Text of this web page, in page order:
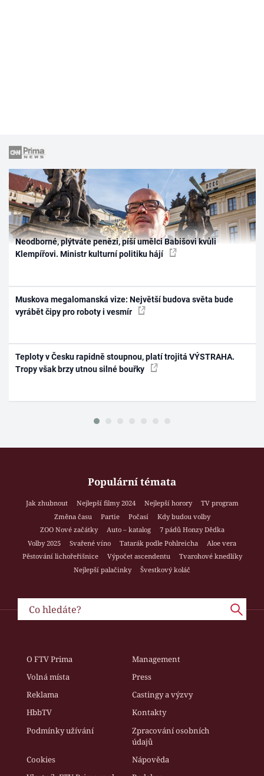
Neodborné, plýtváte penězi, píší umělci Babišovi kvůli
Klempířovi. Ministr kulturní politiku hájí
Muskova megalomanská vize: Největší budova světa bude
vyrábět čipy pro roboty i vesmír
Teploty v Česku rapidně stoupnou, platí trojitá VÝSTRAHA.
Tropy však brzy utnou silné bouřky
Populární témata
Jak zhubnout Nejlepší filmy 2024 Nejlepší horory
TV program
Změna času
Partie Počasí
Kdy budou volby
ZOO Nové začátky
Auto – katalog
7 pádů Honzy Dědka
Volby 2025
Svařené víno Tatarák podle Pohlreicha
Aloe vera
Pěstování lichořeřišnice
Výpočet ascendentu
Tvarohové knedlíky
Nejlepší palačinky
Švestkový koláč
O FTV Prima
Management
Volná místa
Press
Reklama
Castingy a výzvy
HbbTV
Kontakty
Podmínky užívání
Zpracování osobních
údajů
Cookies
Nápověda